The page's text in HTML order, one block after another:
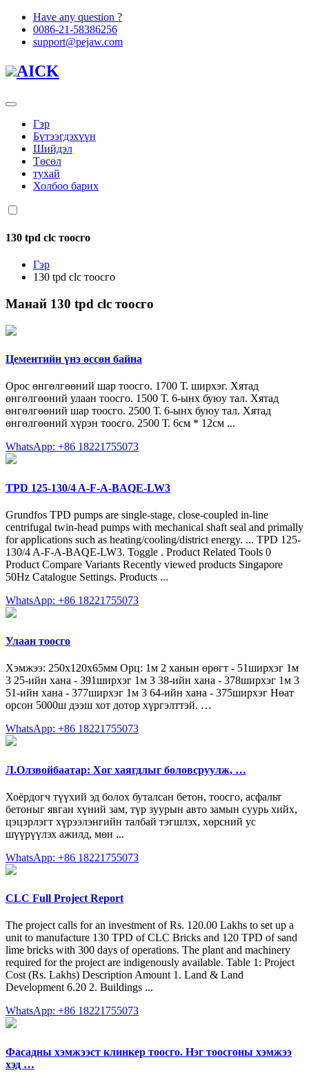
Have any question ?
0086-21-58386256
support@pejaw.com
AICK
Гэр
Бүтээгдэхүүн
Шийдэл
Төсөл
тухай
Холбоо барих
130 tpd clc тоосго
Гэр
130 tpd clc тоосго
Манай 130 tpd clc тоосго
Цементийн үнэ өссөн байна
Орос өнгөлгөөний шар тоосго. 1700 Т. ширхэг. Хятад
өнгөлгөөний улаан тоосго. 1500 Т. 6-ынх буюу тал. Хятад
өнгөлгөөний шар тоосго. 2500 Т. 6-ынх буюу тал. Хятад
өнгөлгөөний хүрэн тоосго. 2500 Т. 6см * 12см ...
WhatsApp: +86 18221755073
TPD 125-130/4 A-F-A-BAQE-LW3
Grundfos TPD pumps are single-stage, close-coupled in-line
centrifugal twin-head pumps with mechanical shaft seal and primally
for applications such as heating/cooling/district energy. ... TPD 125-
130/4 A-F-A-BAQE-LW3. Toggle . Product Related Tools 0
Product Compare Variants Recently viewed products Singapore
50Hz Catalogue Settings. Products ...
WhatsApp: +86 18221755073
Улаан тоосго
Хэмжээ: 250x120x65мм Орц: 1м 2 ханын өрөгт - 51ширхэг 1м
3 25-ийн хана - 391ширхэг 1м 3 38-ийн хана - 378ширхэг 1м 3
51-ийн хана - 377ширхэг 1м 3 64-ийн хана - 375ширхэг Нөат
орсон 5000ш дээш хот дотор хүргэлттэй. …
WhatsApp: +86 18221755073
Л.Олзвойбаатар: Хог хаягдлыг боловсруулж, …
Хоёрдогч түүхий эд болох буталсан бетон, тоосго, асфальт
бетоныг явган хүний зам, түр зуурын авто замын суурь хийх,
цэцэрлэгт хүрээлэнгийн талбай тэгшлэх, хөрсний ус
шүүрүүлэх ажилд, мөн ...
WhatsApp: +86 18221755073
CLC Full Project Report
The project calls for an investment of Rs. 120.00 Lakhs to set up a
unit to manufacture 130 TPD of CLC Bricks and 120 TPD of sand
lime bricks with 300 days of operations. The plant and machinery
required for the project are indigenously available. Table 1: Project
Cost (Rs. Lakhs) Description Amount 1. Land & Land
Development 6.20 2. Buildings ...
WhatsApp: +86 18221755073
Фасадны хэмжээст клинкер тоосго. Нэг тоосгоны хэмжээ
хэд …